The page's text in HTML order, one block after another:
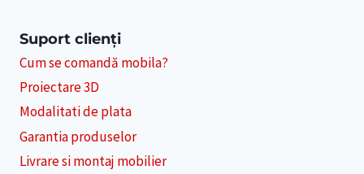
Suport clienți
Cum se comandă mobila?
Proiectare 3D
Modalitati de plata
Garantia produselor
Livrare si montaj mobilier